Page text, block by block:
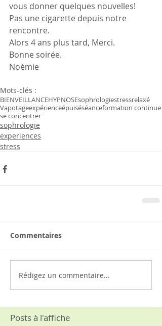
vous donner quelques nouvelles!
Pas une cigarette depuis notre
rencontre.
Alors 4 ans plus tard, Merci.
Bonne soirée.
Noémie
Mots-clés :
BIENVEILLANCEHYPNOSEsophrologiestressrelaxé
Vapotageexpérienceépuiséséanceformation continue
se concentrer
sophrologie
experiences
stress
Commentaires
Rédigez un commentaire...
Posts à l'affiche